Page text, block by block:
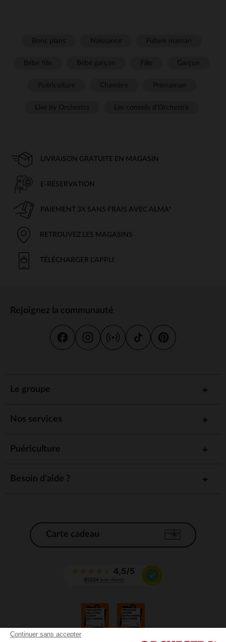
Continuer sans accepter
LIVRAISON GRATUITE EN MAGASIN
E-RÉSERVATION
PAIEMENT 3X SANS FRAIS AVEC ALMA*
RETROUVEZ LES MAGASINS
TÉLÉCHARGER L'APPLI
Rejoignez la communauté
Le groupe
Nos services
Puériculture
Besoin d'aide ?
Carte cadeau